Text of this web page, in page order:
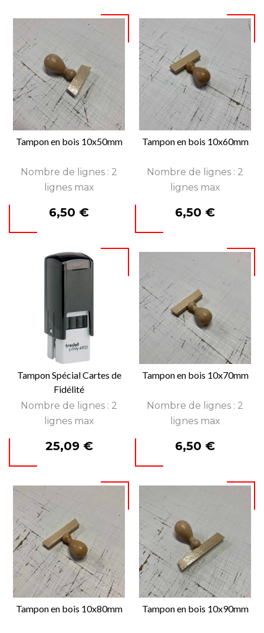
Tampon en bois 10x50mm
Nombre de lignes : 2
lignes max
Prix
6,50 €
Tampon en bois 10x60mm
Nombre de lignes : 2
lignes max
Prix
6,50 €
Tampon Spécial Cartes de
Fidélité
Nombre de lignes : 2
lignes max
Prix
25,09 €
Tampon en bois 10x70mm
Nombre de lignes : 2
lignes max
Prix
6,50 €
Tampon en bois 10x80mm Tampon en bois 10x90mm